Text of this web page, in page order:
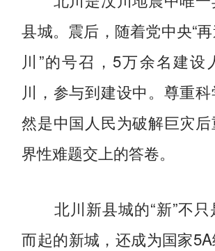
县城。震后，随着党中央“
川”的号召，5万余名建设
川，参与到建设中。尊重
然是中国人民为破解巨灾
界性难题交上的答卷。
北川新县城的“新”不只
而起的新城，还成为国家